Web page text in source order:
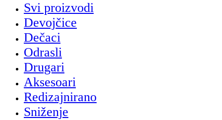
Svi proizvodi
Devojčice
Dečaci
Odrasli
Drugari
Aksesoari
Redizajnirano
Sniženje